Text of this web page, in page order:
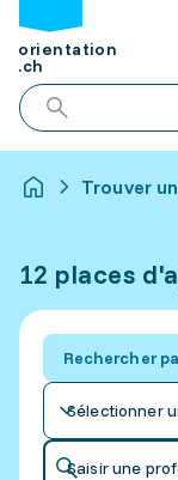
orientation
.ch
Trouver
12 places
Rechercher
Sélectionner
Saisir une